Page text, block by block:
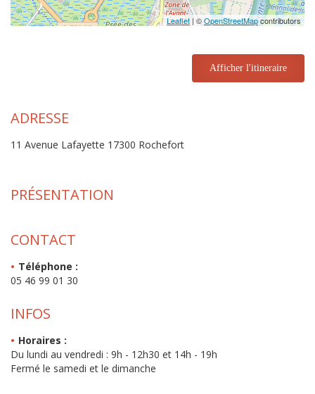
Leaflet | ©OpenStreetMapcontributors
Afficher l'itineraire
ADRESSE
11 Avenue Lafayette 17300 Rochefort
PRÉSENTATION
CONTACT
Téléphone :
05 46 99 01 30
INFOS
Horaires :
Du lundi au vendredi : 9h - 12h30 et 14h - 19h
Fermé le samedi et le dimanche